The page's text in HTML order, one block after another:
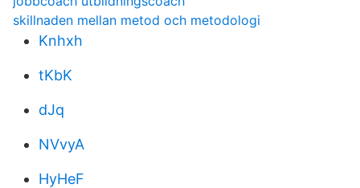
skillnaden mellan metod och metodologi
Knhxh
tKbK
dJq
NVvyA
HyHeF